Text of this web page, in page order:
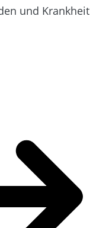
und Krankheit